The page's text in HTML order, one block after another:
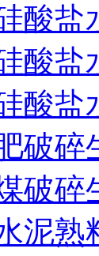
酸盐
酸盐
酸盐
破碎
破碎
泥熟